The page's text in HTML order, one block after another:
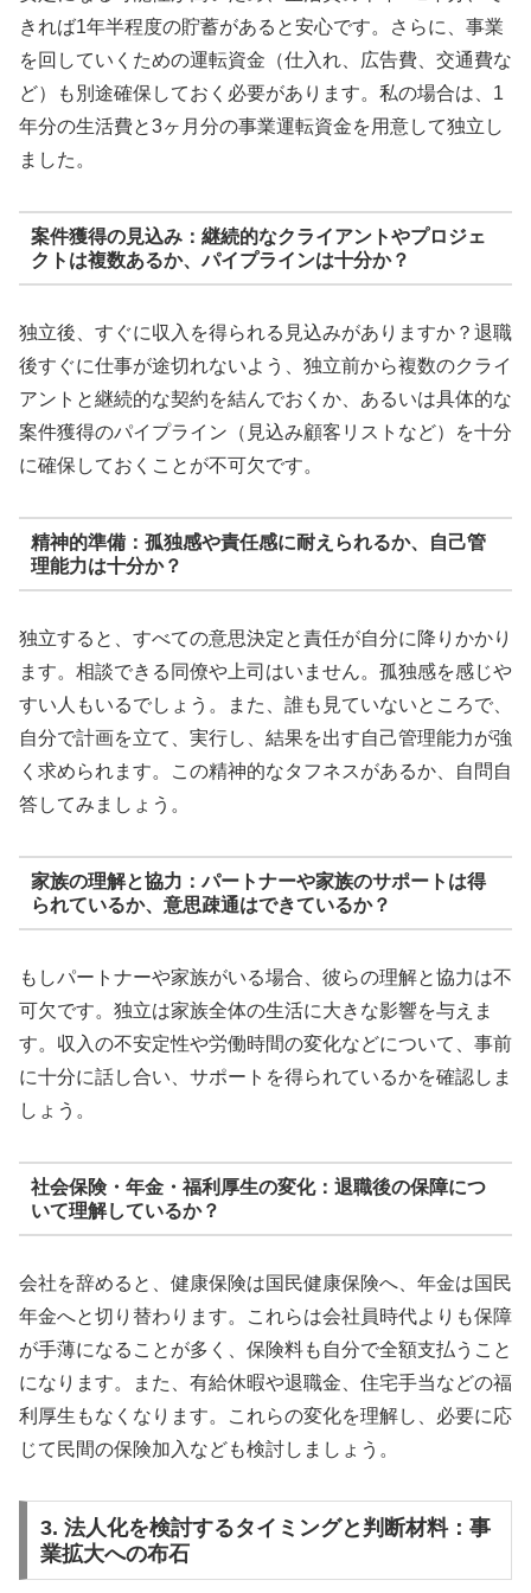
きれば1年半程度の貯蓄があると安心です。さらに、事業
を回していくための運転資金（仕入れ、広告費、交通費な
ど）も別途確保しておく必要があります。私の場合は、1
年分の生活費と3ヶ月分の事業運転資金を用意して独立し
ました。
案件獲得の見込み：継続的なクライアントやプロジェ
クトは複数あるか、パイプラインは十分か？
独立後、すぐに収入を得られる見込みがありますか？退職
後すぐに仕事が途切れないよう、独立前から複数のクライ
アントと継続的な契約を結んでおくか、あるいは具体的な
案件獲得のパイプライン（見込み顧客リストなど）を十分
に確保しておくことが不可欠です。
精神的準備：孤独感や責任感に耐えられるか、自己管
理能力は十分か？
独立すると、すべての意思決定と責任が自分に降りかかり
ます。相談できる同僚や上司はいません。孤独感を感じや
すい人もいるでしょう。また、誰も見ていないところで、
自分で計画を立て、実行し、結果を出す自己管理能力が強
く求められます。この精神的なタフネスがあるか、自問自
答してみましょう。
家族の理解と協力：パートナーや家族のサポートは得
られているか、意思疎通はできているか？
もしパートナーや家族がいる場合、彼らの理解と協力は不
可欠です。独立は家族全体の生活に大きな影響を与えま
す。収入の不安定性や労働時間の変化などについて、事前
に十分に話し合い、サポートを得られているかを確認しま
しょう。
社会保険・年金・福利厚生の変化：退職後の保障につ
いて理解しているか？
会社を辞めると、健康保険は国民健康保険へ、年金は国民
年金へと切り替わります。これらは会社員時代よりも保障
が手薄になることが多く、保険料も自分で全額支払うこと
になります。また、有給休暇や退職金、住宅手当などの福
利厚生もなくなります。これらの変化を理解し、必要に応
じて民間の保険加入なども検討しましょう。
3. 法人化を検討するタイミングと判断材料：事
業拡大への布石